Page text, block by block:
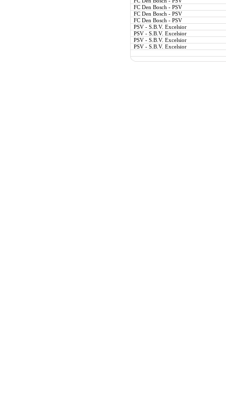
FC Den Bosch - PSV
FC Den Bosch - PSV
FC Den Bosch - PSV
PSV - S.B.V. Excelsior
PSV - S.B.V. Excelsior
PSV - S.B.V. Excelsior
PSV - S.B.V. Excelsior